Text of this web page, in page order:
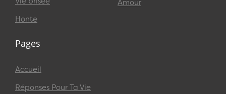
Honte
Amour
Pages
Accueil
Réponses Pour Ta Vie